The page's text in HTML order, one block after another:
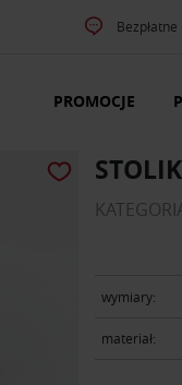
PROMOCJE
wymiary:
materiał: